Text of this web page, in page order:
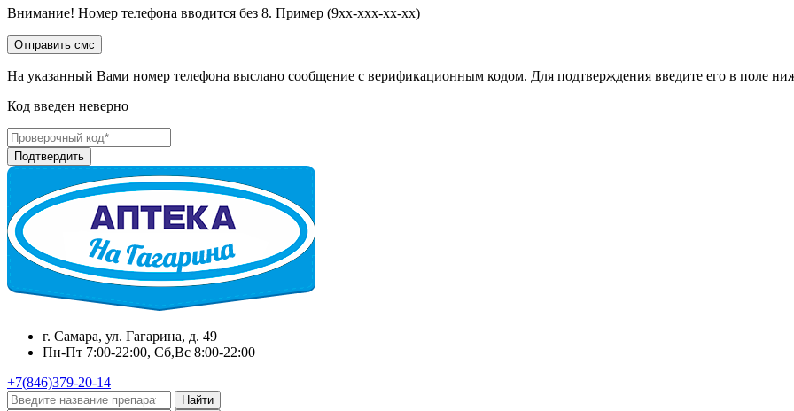
Внимание! Номер телефона вводится без 8. Пример (9хх-ххх-хх-хх)
На указанный Вами номер телефона выслано сообщение с верификационным кодом. Для подтверждения введите его в поле
Код введен неверно
г. Самара, ул. Гагарина, д. 49
Пн-Пт 7:00-22:00, Сб,Вс 8:00-22:00
+7(846)379-20-14
Найти